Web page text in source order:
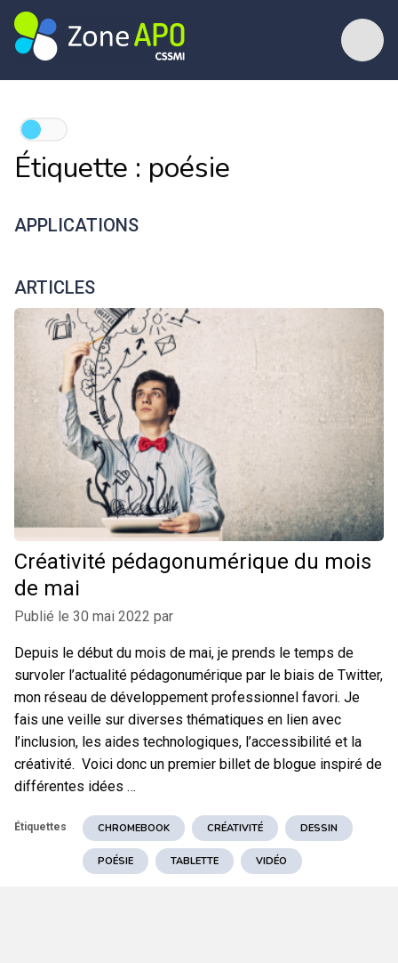
Étiquette : poésie
APPLICATIONS
Rimes Solides
DICTIONNAIRE POÉSIE
ARTICLES
Créativité pédagonumérique du mois
de mai
Publié le 30 mai 2022 par
Depuis le début du mois de mai, je prends le temps de
survoler l’actualité pédagonumérique par le biais de Twitter,
mon réseau de développement professionnel favori. Je
fais une veille sur diverses thématiques en lien avec
l’inclusion, les aides technologiques, l’accessibilité et la
créativité. Voici donc un premier billet de blogue inspiré de
différentes idées …
Étiquettes CHROMEBOOK CRÉATIVITÉ DESSIN
POÉSIE TABLETTE VIDÉO